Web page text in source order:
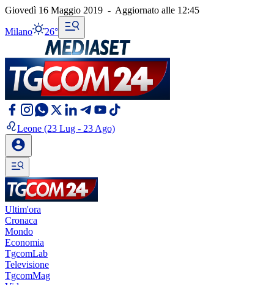
Giovedì 16 Maggio 2019 - Aggiornato alle 12:45
Milano 26°
Leone (23 Lug - 23 Ago)
Ultim'ora
Cronaca
Mondo
Economia
TgcomLab
Televisione
TgcomMag